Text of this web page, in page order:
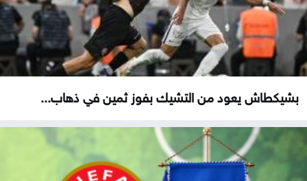
بشيكطاش يعود من التشيك بفوز ثمين في ذهاب...